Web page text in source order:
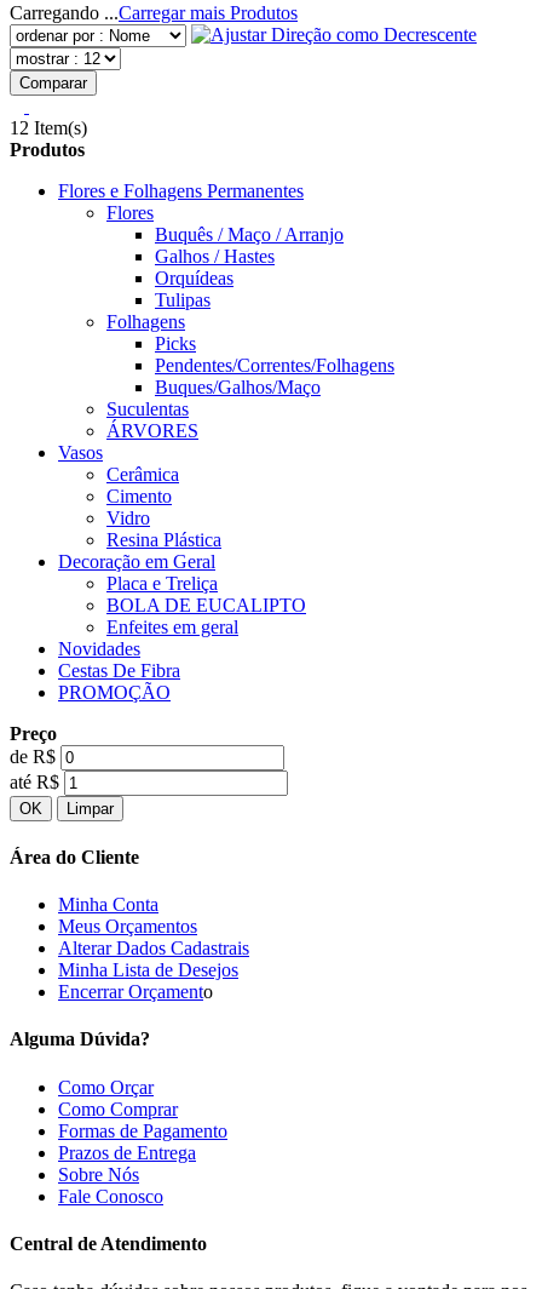
Carregando ...Carregar mais Produtos
Comparar
12 Item(s)
Produtos
Flores e Folhagens Permanentes
Flores
Buquês / Maço / Arranjo
Galhos / Hastes
Orquídeas
Tulipas
Folhagens
Picks
Pendentes/Correntes/Folhagens
Buques/Galhos/Maço
Suculentas
ÁRVORES
Vasos
Cerâmica
Cimento
Vidro
Resina Plástica
Decoração em Geral
Placa e Treliça
BOLA DE EUCALIPTO
Enfeites em geral
Novidades
Cestas De Fibra
PROMOÇÃO
Preço
de R$
até R$
Área do Cliente
Minha Conta
Meus Orçamentos
Alterar Dados Cadastrais
Minha Lista de Desejos
Encerrar Orçamento
Alguma Dúvida?
Como Orçar
Como Comprar
Formas de Pagamento
Prazos de Entrega
Sobre Nós
Fale Conosco
Central de Atendimento